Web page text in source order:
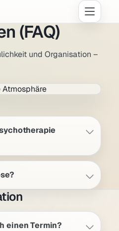
(FAQ)
und Organisation –
einen Termin?